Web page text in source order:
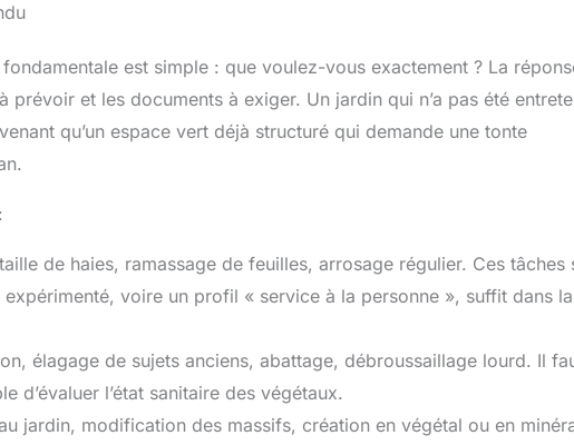
est simple : que voulez-vous exactement ? La
et les documents à exiger. Un jardin qui n’a pas été
qu’un espace vert déjà structuré qui demande une tonte
de haies, ramassage de feuilles, arrosage régulier. Ces tâches
voire un profil « service à la personne », suffit dans la
élagage de sujets anciens, abattage, débroussaillage lourd. Il
d’évaluer l’état sanitaire des végétaux.
jardin, modification des massifs, création en végétal ou en